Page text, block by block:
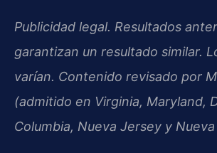
Publicidad legal. Resultados
garantizan un resultado similar.
varían. Contenido revisado por
(admitido en Virginia, Maryland,
Columbia, Nueva Jersey y